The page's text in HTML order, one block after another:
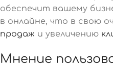
обеспечит вашему
в онлайне, что в свою
продаж и увеличению
Мнение